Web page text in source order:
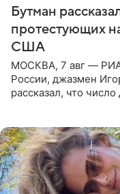
Бутман
протестующих
США
МОСКВА, 7 авг — РИА
России, джазмен
рассказал, что